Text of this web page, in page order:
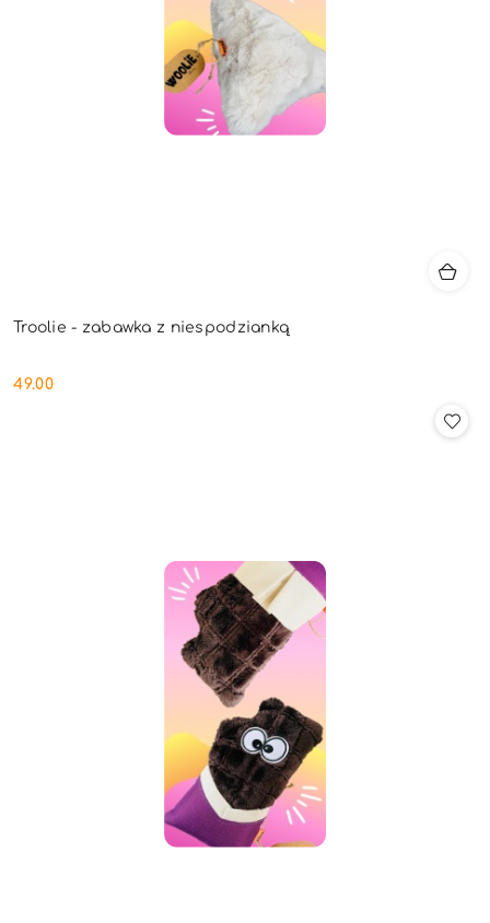
Troolie - zabawka z niespodzianką
Cena:
49.00